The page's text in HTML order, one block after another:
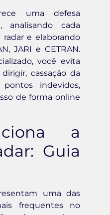
uma defesa
analisando cada
e elaborando
JARI e CETRAN.
você evita
cassação da
indevidos,
de forma online
a
Guia
uma das
frequentes no